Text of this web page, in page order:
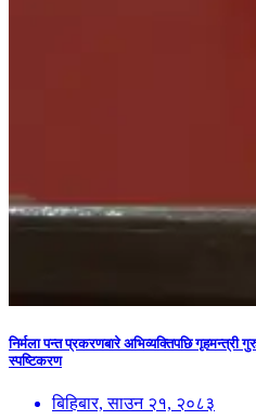
निर्मला पन्त प्रकरणबारे अभिव्यक्तिपछि गृहमन्त्री
स्पष्टिकरण
बिहिबार, साउन २१, २०८३